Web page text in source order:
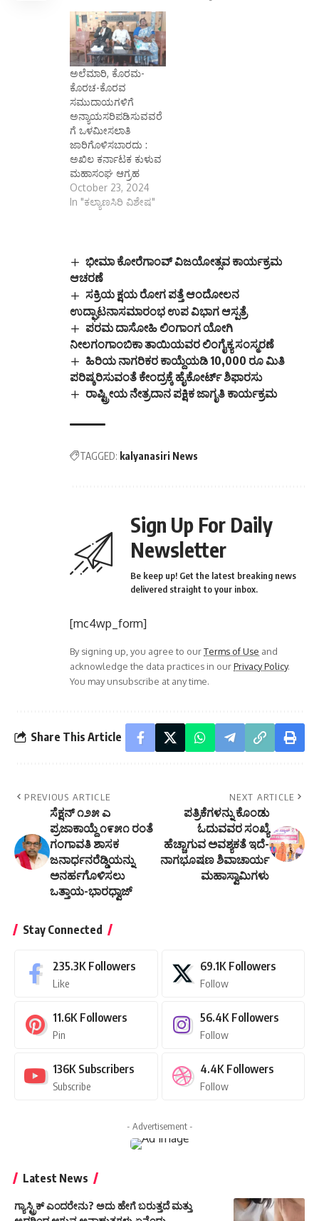
ಅಲೆಮಾರಿ, ಕೊರಮ-
ಕೊರಚ-ಕೊರವ
ಸಮುದಾಯಗಳಿಗೆ
ಅನ್ಯಾಯಸರಿಪಡಿಸುವವರೆ
ಗೆ ಒಳಮೀಸಲಾತಿ
ಜಾರಿಗೊಳಿಸಬಾರದು :
ಅಖಿಲ ಕರ್ನಾಟಕ ಕುಳುವ
ಮಹಾಸಂಘ ಆಗ್ರಹ
October 23, 2024
In "ಕಲ್ಯಾಣಸಿರಿ ವಿಶೇಷ"
ಭೀಮಾ ಕೋರೆಗಾಂವ್ ವಿಜಯೋತ್ಸವ ಕಾರ್ಯಕ್ರಮ
ಆಚರಣೆ
ಸಕ್ರಿಯ ಕ್ಷಯ ರೋಗ ಪತ್ತೆ ಆಂದೋಲನ
ಉದ್ಘಾಟನಾಸಮಾರಂಭ ಉಪ ವಿಭಾಗ ಆಸ್ಪತ್ರೆ
ಪರಮ ದಾಸೋಹಿ ಲಿಂಗಾಂಗ ಯೋಗಿ
ನೀಲಗಂಗಾಂಬಿಕಾ ತಾಯಿಯವರ ಲಿಂಗೈಕ್ಯ ಸಂಸ್ಮರಣೆ
ಹಿರಿಯ ನಾಗರಿಕರ ಕಾಯ್ದೆಯಡಿ 10,000 ರೂ ಮಿತಿ
ಪರಿಷ್ಕರಿಸುವಂತೆ ಕೇಂದ್ರಕ್ಕೆ ಹೈಕೋರ್ಟ್ ಶಿಫಾರಸು
ರಾಷ್ಟ್ರೀಯ ನೇತ್ರದಾನ ಪಕ್ಷಿಕ ಜಾಗೃತಿ ಕಾರ್ಯಕ್ರಮ
TAGGED: kalyanasiri News
Sign Up For Daily
Newsletter
Be keep up! Get the latest breaking news
delivered straight to your inbox.
[mc4wp_form]
By signing up, you agree to ourTerms of Use and
acknowledge the data practices in ourPrivacy Policy.
You may unsubscribe at any time.
Share This Article
PREVIOUS ARTICLE
ಸೆಕ್ಷನ್ ೧೨೫ ಎ
ಪ್ರಜಾಕಾಯ್ದೆ ೧೯೫೧ ರಂತೆ
ಗಂಗಾವತಿ ಶಾಸಕ
ಜನಾರ್ಧನರೆಡ್ಡಿಯನ್ನು
ಅನರ್ಹಗೊಳಿಸಲು
ಒತ್ತಾಯ-ಭಾರಧ್ವಾಜ್
NEXT ARTICLE
ಪತ್ರಿಕೆಗಳನ್ನು ಕೊಂಡು
ಓದುವವರ ಸಂಖ್ಯೆ
ಹೆಚ್ಚಾಗುವ ಅವಶ್ಯಕತೆ ಇದೆ-
ನಾಗಭೂಷಣ ಶಿವಾಚಾರ್ಯ
ಮಹಾಸ್ವಾಮಿಗಳು
Stay Connected
235.3K Followers
Like
69.1K Followers
Follow
11.6K Followers
Pin
56.4K Followers
Follow
136K Subscribers
Subscribe
4.4K Followers
Follow
- Advertisement -
Latest News
ಗ್ಯಾಸ್ಟ್ರಿಕ್ ಎಂದರೇನು? ಅದು ಹೇಗೆ ಬರುತ್ತದೆ ಮತ್ತು